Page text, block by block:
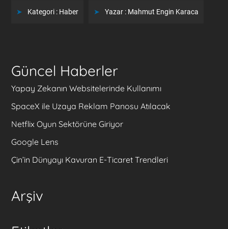
Kategori : Haber Yazar : Mahmut Engin Karaca
Güncel Haberler
Yapay Zekanın Websitelerinde Kullanımı
SpaceX ile Uzaya Reklam Panosu Atılacak
Netflix Oyun Sektörüne Giriyor
Google Lens
Çin’in Dünyayı Kavuran E-Ticaret Trendleri
Arşiv